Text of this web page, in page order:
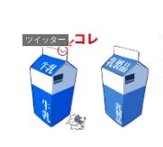
ツイッター